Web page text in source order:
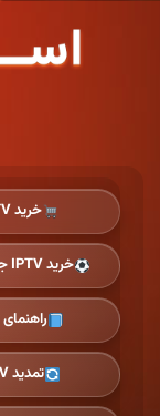
خرید IPTV
خرید IPTV جام جهانی
تمدید IPTV